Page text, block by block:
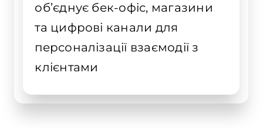
об’єднує бек-офіс, магазини
та цифрові канали для
персоналізації взаємодії з
клієнтами